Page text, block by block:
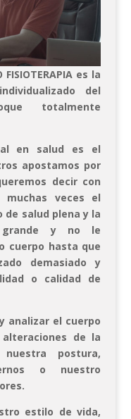
es la
del
totalmente
en salud es el
apostamos por
decir con
veces el
salud plena y la
grande y no le
cuerpo hasta que
demasiado y
o calidad de
analizar el cuerpo
de la
postura,
o nuestro
estilo de vida,